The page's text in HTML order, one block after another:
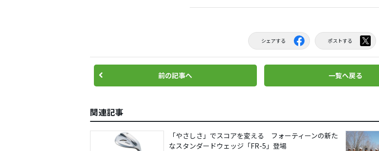
シェアする ポストする
前の記事へ 一覧へ戻る
関連記事
「やさしさ」でスコアを変える フォーティーンの新た
なスタンダードウェッジ「FR-5」登場